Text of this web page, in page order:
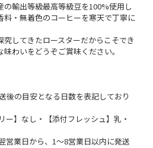
の輸出等級最高等級豆を100%使用し
料・無着色のコーヒーを寒天で丁寧に
してきたロースターだからこそでき
わいをどうぞご賞味ください。
後の目安となる日数を表記しており
】なし・【添付フレッシュ】乳・
営業日から、1～8営業日以内に発送